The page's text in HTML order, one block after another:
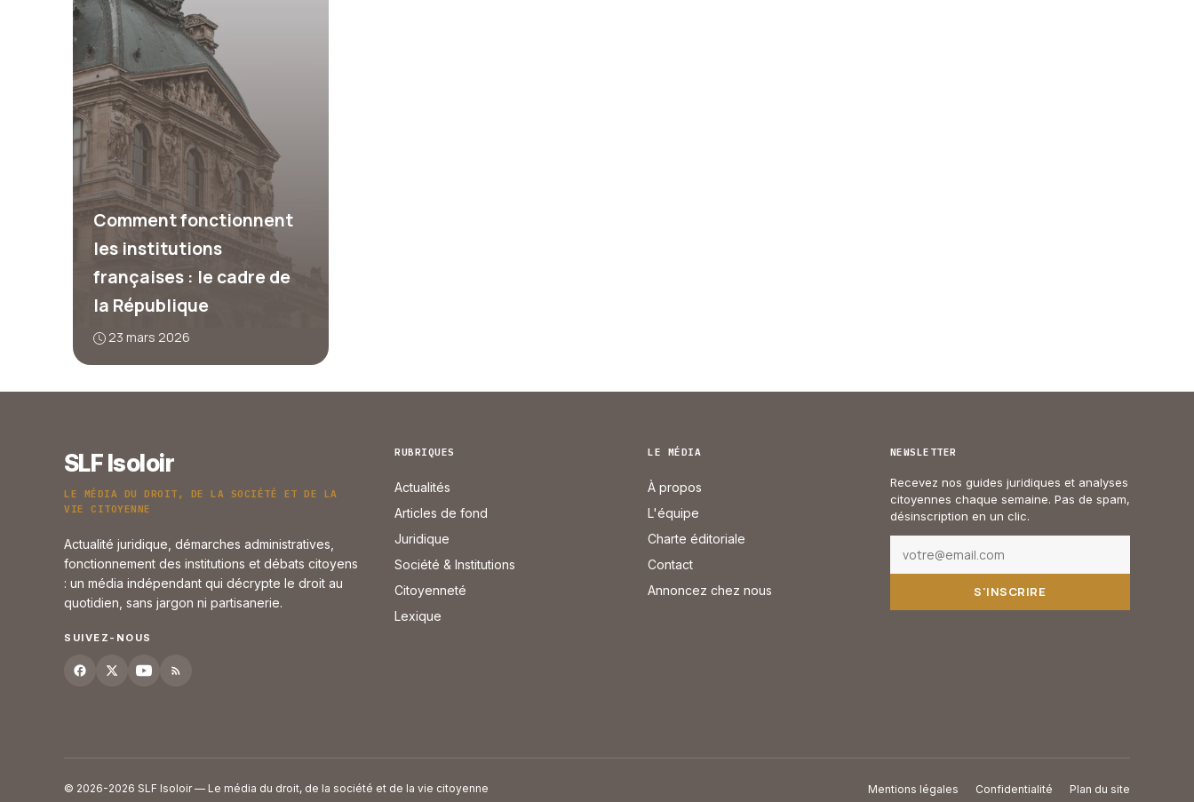
Comment fonctionnent
les institutions
françaises : le cadre de
la République
23 mars 2026
SLF Isoloir
LE MÉDIA DU DROIT, DE LA SOCIÉTÉ ET DE LA
VIE CITOYENNE
Actualité juridique, démarches administratives,
fonctionnement des institutions et débats citoyens
: un média indépendant qui décrypte le droit au
quotidien, sans jargon ni partisanerie.
SUIVEZ-NOUS
RUBRIQUES
Actualités
Articles de fond
Juridique
Société & Institutions
Citoyenneté
Lexique
LE MÉDIA
À propos
L'équipe
Charte éditoriale
Contact
Annoncez chez nous
NEWSLETTER
Recevez nos guides juridiques et analyses
citoyennes chaque semaine. Pas de spam,
désinscription en un clic.
S'INSCRIRE
© 2026-2026 SLF Isoloir — Le média du droit, de la société et de la vie citoyenne Mentions légales Confidentialité Plan du site